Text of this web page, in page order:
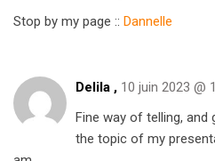
Stop by my page :: Dannelle
Delila , 10 juin 2023 @
Fine way of telling,
the topic of my